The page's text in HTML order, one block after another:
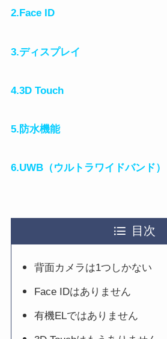
2. Face ID
3.ディスプレイ
4.3D Touch
5. 防水機能
6.UWB（ウルトラワイドバンド）
目次
背面カメラは1つしかない
Face IDはありません
有機ELではありません